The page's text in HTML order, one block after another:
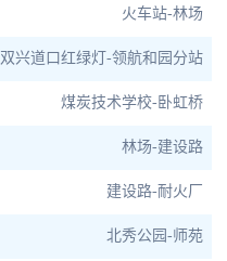
火车站-林场
双兴道口红绿灯-领航和园分站
煤炭技术学校-卧虹桥
林场-建设路
建设路-耐火厂
北秀公园-师苑